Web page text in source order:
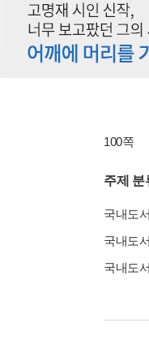
100쪽
주제 분
국내도
국내도
국내도